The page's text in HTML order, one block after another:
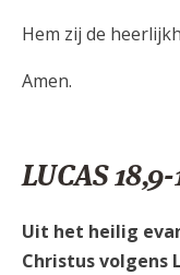
Hem zij de
Amen.
LUCAS 18,9-
Uit het heilig
Christus volgens